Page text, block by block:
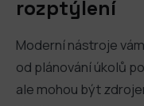
rozptýlení
Moderní nástroje
od plánování úkolů
ale mohou být